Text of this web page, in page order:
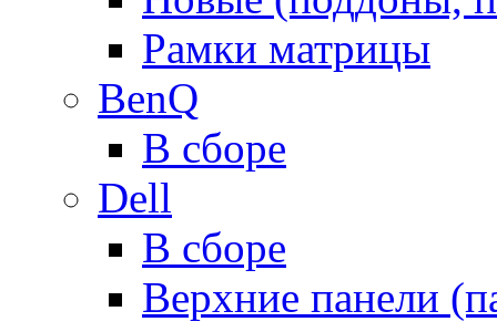
Рамки матрицы
BenQ
В сборе
Dell
В сборе
Верхние панели